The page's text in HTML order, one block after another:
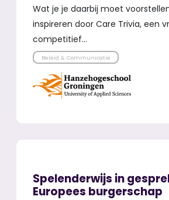
Wat je je daarbij moet
inspireren door Care Trivia, een
competitief…
Beleid & Communicatie
Spelenderwijs in
Europees burgerschap